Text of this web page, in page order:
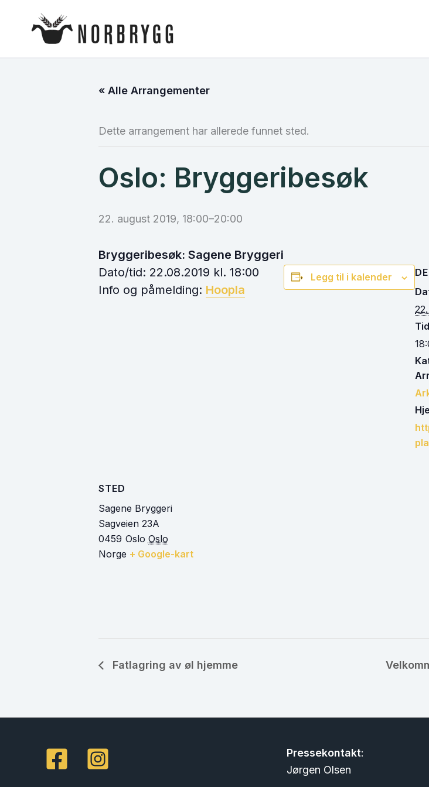
« Alle Arrangementer
Dette arrangement har allerede funnet sted.
Oslo: Bryggeribesøk
22. august 2019, 18:00–20:00
Bryggeribesøk: Sagene Bryggeri
Dato/tid: 22.08.2019 kl. 18:00
Info og påmelding: Hoopla
Legg til i kalender
Tid
STED
Sagene Bryggeri
Sagveien 23A
Oslo Oslo
0459
Norge + Google-kart
Fatlagring av øl hjemme
Pressekontakt:
Jørgen Olsen